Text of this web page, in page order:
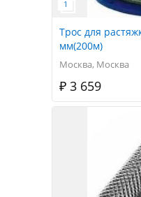
Трос для
мм(200м)
Москва, Москва
₽ 3 659